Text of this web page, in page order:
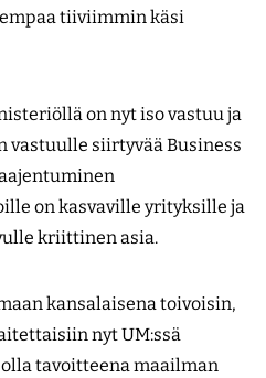
tiiviimmin käsi
on nyt iso vastuu ja
vastuulle siirtyvää Business
on kasvaville yrityksille ja
kriittinen asia.
kansalaisena toivoisin,
nyt UM:ssä
tavoitteena maailman